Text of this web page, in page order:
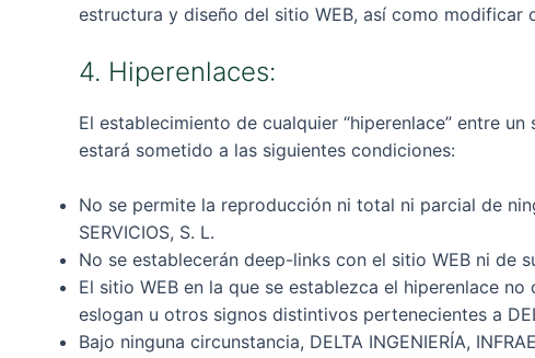
estructura y diseño del sitio WEB, así como
4. Hiperenlaces:
El establecimiento de cualquier “hiperenlace” entre un
estará sometido a las siguientes condiciones:
No se permite la reproducción ni total ni parcial de
SERVICIOS, S. L.
No se establecerán deep-links con el sitio WEB ni de
El sitio WEB en la que se establezca el hiperenlace
eslogan u otros signos distintivos pertenecientes a
Bajo ninguna circunstancia, DELTA INGENIERÍA,